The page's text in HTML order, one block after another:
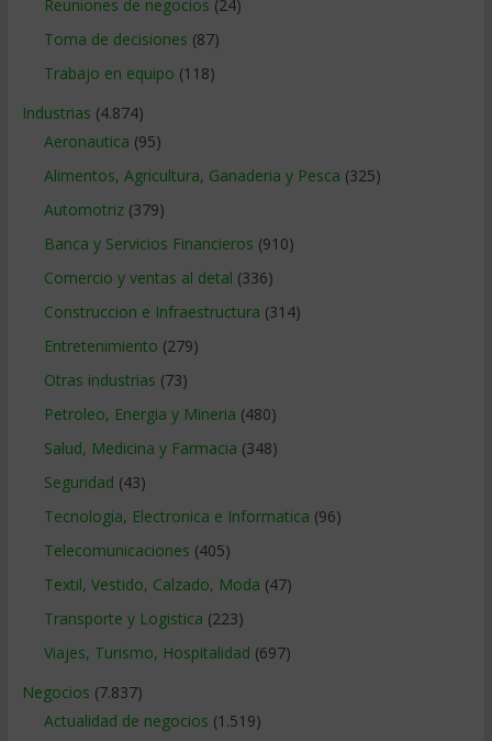
Reuniones de negocios (24)
Toma de decisiones (87)
Trabajo en equipo (118)
Industrias (4.874)
Aeronautica (95)
Alimentos, Agricultura, Ganaderia y Pesca (325)
Automotriz(379)
Banca y Servicios Financieros (910)
Comercio y ventas al detal (336)
Construccion e Infraestructura (314)
Entretenimiento (279)
Otras industrias (73)
Petroleo, Energia y Mineria (480)
Salud, Medicina y Farmacia (348)
Seguridad (43)
Tecnologia, Electronica e Informatica (96)
Telecomunicaciones (405)
Textil, Vestido, Calzado, Moda (47)
Transporte y Logistica (223)
Viajes, Turismo, Hospitalidad (697)
Negocios (7.837)
Actualidad de negocios (1.519)